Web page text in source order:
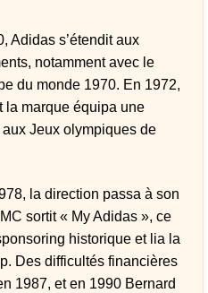
Adidas s’étendit aux
notamment avec le
du monde 1970. En 1972,
la marque équipa une
Jeux olympiques de
la direction passa à son
sortit « My Adidas », ce
historique et lia la
Des difficultés financières
1987, et en 1990 Bernard